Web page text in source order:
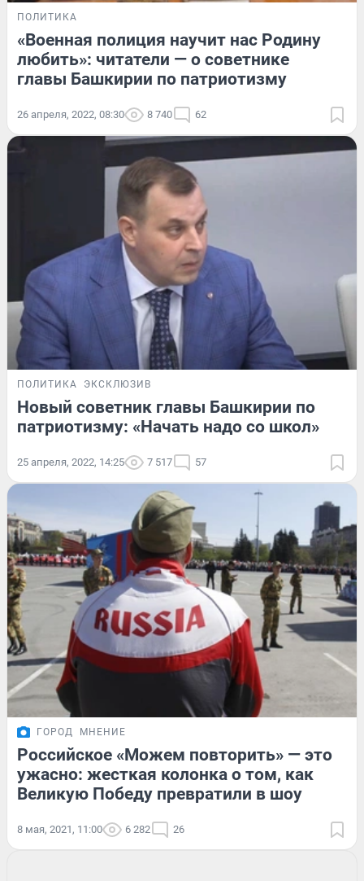
ПОЛИТИКА
«Военная полиция научит нас Родину
любить»: читатели — о советнике
главы Башкирии по патриотизму
26 апреля, 2022, 08:30 8 740 62
ПОЛИТИКА ЭКСКЛЮЗИВ
Новый советник главы Башкирии по
патриотизму: «Начать надо со школ»
25 апреля, 2022, 14:25 7 517 57
ГОРОД МНЕНИЕ
Российское «Можем повторить» — это
ужасно: жесткая колонка о том, как
Великую Победу превратили в шоу
8 мая, 2021, 11:00 6 282 26